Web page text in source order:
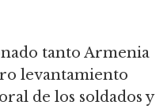
tanto Armenia
levantamiento
de los soldados y